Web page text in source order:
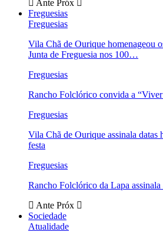
Ante Próx
Freguesias
Freguesias
Vila Chã de Ourique homenageou
Junta de Freguesia nos 100…
Freguesias
Rancho Folclórico convida a
Freguesias
Vila Chã de Ourique assinala datas
festa
Freguesias
Rancho Folclórico da Lapa assinala
Ante Próx
Sociedade
Atualidade